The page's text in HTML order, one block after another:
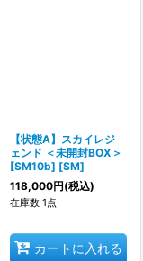
【状態A】スカイレジ
ェンド ＜未開封BOX＞
[SM10b] [SM]
118,000円(税込)
在庫数 1点
カートに入れる